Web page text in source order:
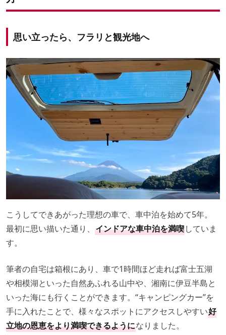
思い立ったら、フラリと観光地へ
こうしてできあがった理想の車で、車中泊を始めて5年。
最初に思い描いた通り、 インドアな車中泊を満喫していま
す。
筆者の自宅は箱根にあり、車で1時間ほど走れば富士五湖
や相模湖といった自然あふれる山中や、湘南に伊豆半島と
いった海にも行くことができます。“キャンピングカー”を
手に入れたことで、様々なスポットにアクセスしやすい好
立地の恩恵をより満喫できるようになりました。